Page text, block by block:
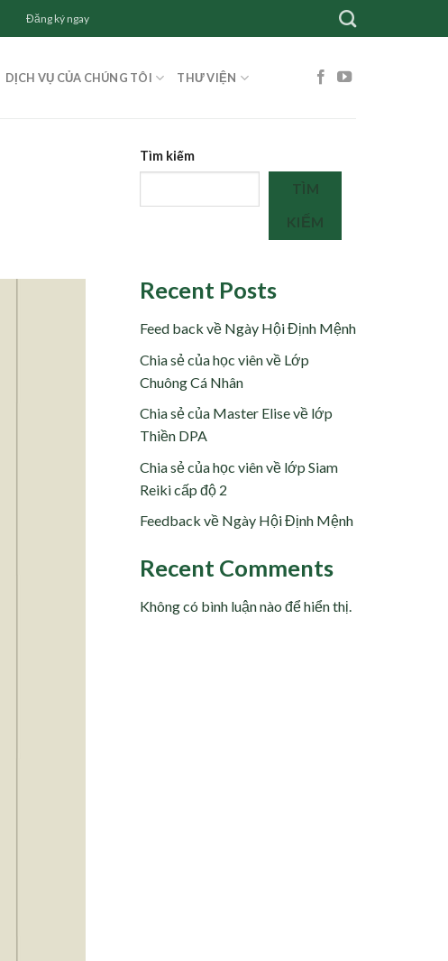
Đăng ký ngay
DỊCH VỤ CỦA CHÚNG TÔI THƯ VIỆN
Tìm kiếm
TÌM
KIẾM
Recent Posts
Feed back về Ngày Hội Định Mệnh
Chia sẻ của học viên về Lớp
Chuông Cá Nhân
Chia sẻ của Master Elise về lớp
Thiền DPA
Chia sẻ của học viên về lớp Siam
Reiki cấp độ 2
Feedback về Ngày Hội Định Mệnh
Recent Comments
Không có bình luận nào để hiển thị.